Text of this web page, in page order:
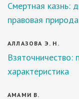
Смертная казнь:
правовая природа
АЛЛАЗОВА Э. Н.
Взяточничество:
характеристика
АМАМИ В.